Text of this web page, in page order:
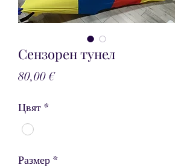
Сензорен тунел
80,00 €Цена
Цвят *
Размер *